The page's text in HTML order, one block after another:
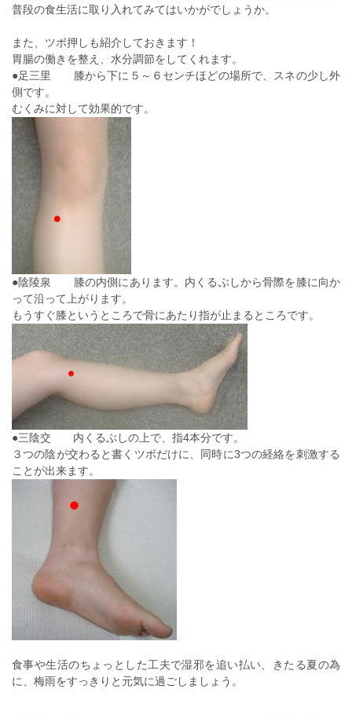
普段の食生活に取り入れてみてはいかがでしょうか。
また、ツボ押しも紹介しておきます！
胃腸の働きを整え、水分調節をしてくれます。
●足三里 膝から下に５～６センチほどの場所で、スネの少し外
側です。
むくみに対して効果的です。
●陰陵泉 膝の内側にあります。内くるぶしから骨際を膝に向か
って沿って上がります。
もうすぐ膝というところで骨にあたり指が止まるところです。
●三陰交 内くるぶしの上で、指4本分です。
３つの陰が交わると書くツボだけに、同時に3つの経絡を刺激する
ことが出来ます。
食事や生活のちょっとした工夫で湿邪を追い払い、きたる夏の為
に、梅雨をすっきりと元気に過ごしましょう。